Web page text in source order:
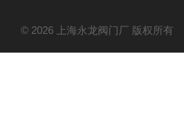
© 2026 上海永龙阀门厂 版权所有